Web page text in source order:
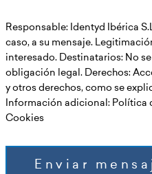
Responsable: Identyd Ibérica
caso, a su mensaje.
interesado. Destinatarios: No
obligación legal. Derechos:
y otros derechos, como se
Información adicional: Política
Cookies
Enviar